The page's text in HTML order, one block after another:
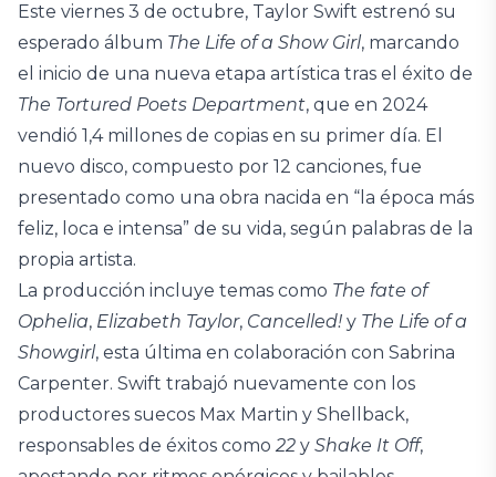
Este viernes 3 de octubre, Taylor Swift estrenó su
esperado álbum The Life of a Show Girl, marcando
el inicio de una nueva etapa artística tras el éxito de
The Tortured Poets Department, que en 2024
vendió 1,4 millones de copias en su primer día. El
nuevo disco, compuesto por 12 canciones, fue
presentado como una obra nacida en “la época más
feliz, loca e intensa” de su vida, según palabras de la
propia artista.
La producción incluye temas como The fate of
Ophelia, Elizabeth Taylor, Cancelled! y The Life of a
Showgirl, esta última en colaboración con Sabrina
Carpenter. Swift trabajó nuevamente con los
productores suecos Max Martin y Shellback,
responsables de éxitos como 22 y Shake It Off,